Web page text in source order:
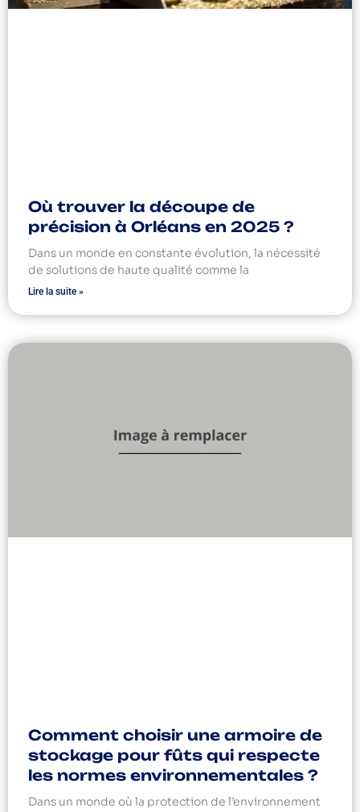
Où trouver la découpe de
précision à Orléans en 2025 ?
Dans un monde en constante évolution, la nécessité
de solutions de haute qualité comme la
Lire la suite »
Comment choisir une armoire de
stockage pour fûts qui respecte
les normes environnementales ?
Dans un monde où la protection de l’environnement